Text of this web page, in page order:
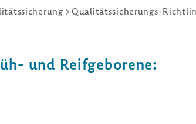
Qualitätssicherungs-
und Reif­ge­bo­rene: